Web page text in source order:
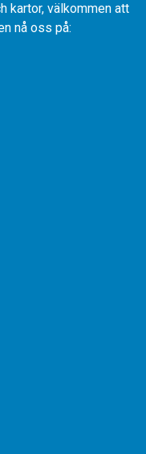
kartor, välkommen att
nå oss på: